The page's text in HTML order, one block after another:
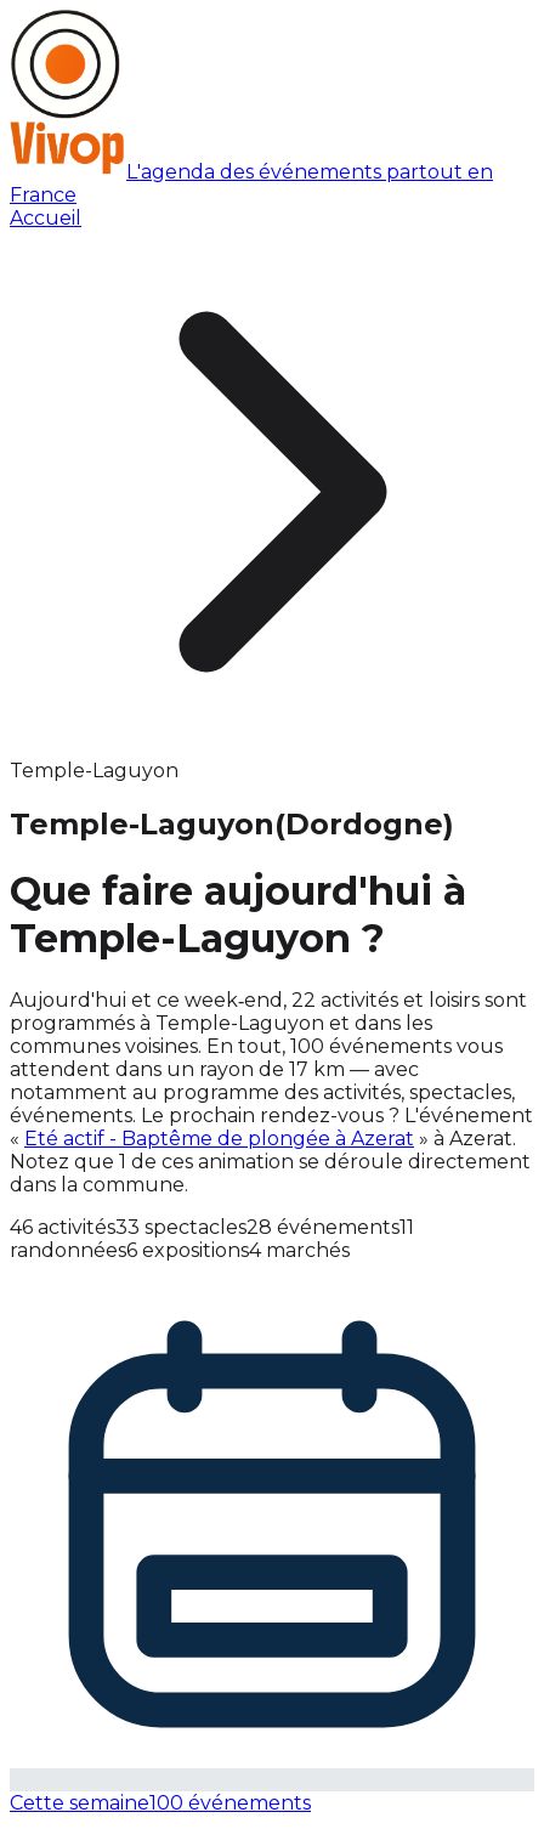
L'agenda des événements partout en
France
Accueil
Temple-Laguyon
Temple-Laguyon(Dordogne)
Que faire aujourd'hui à
Temple-Laguyon ?
Aujourd'hui et ce week‑end, 22 activités et loisirs sont
programmés à Temple-Laguyon et dans les
communes voisines. En tout, 100 événements vous
attendent dans un rayon de 17 km — avec
notamment au programme des activités, spectacles,
événements. Le prochain rendez-vous ? L'événement
« Eté actif - Baptême de plongée à Azerat » à Azerat.
Notez que 1 de ces animation se déroule directement
dans la commune.
46 activités33 spectacles28 événements11
randonnées6 expositions4 marchés
Cette semaine100 événements